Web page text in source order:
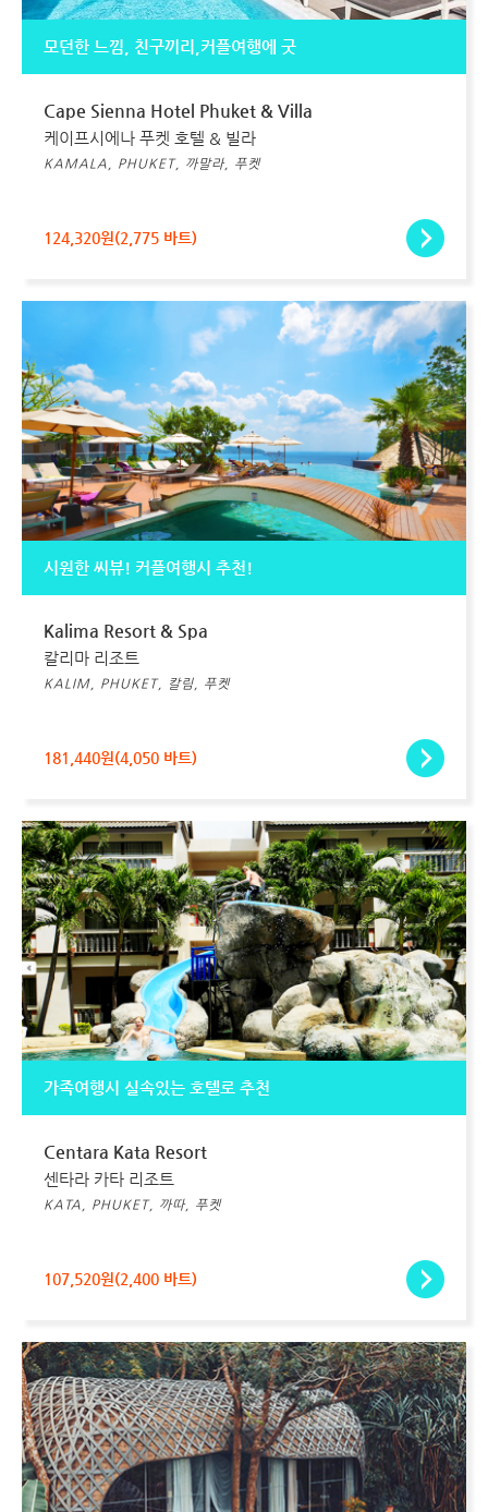
모던한 느낌, 친구끼리,커플여행에 굿
Cape Sienna Hotel Phuket & Villa
케이프시에나 푸켓 호텔 & 빌라
KAMALA, PHUKET, 까말라, 푸켓
124,320원(2,775 바트)
시원한 씨뷰! 커플여행시 추천!
Kalima Resort & Spa
칼리마 리조트
KALIM, PHUKET, 칼림, 푸켓
181,440원(4,050 바트)
가족여행시 실속있는 호텔로 추천
Centara Kata Resort
센타라 카타 리조트
KATA, PHUKET, 까따, 푸켓
107,520원(2,400 바트)